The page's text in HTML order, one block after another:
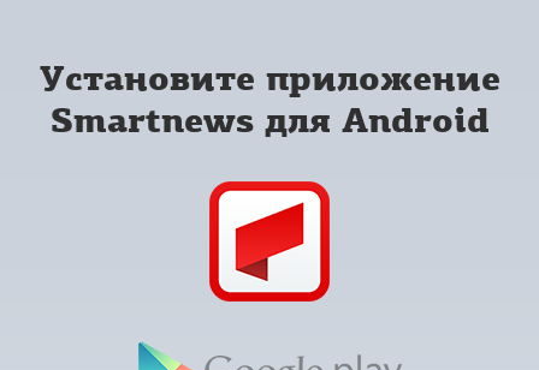
Установите приложение
Smartnews для Android